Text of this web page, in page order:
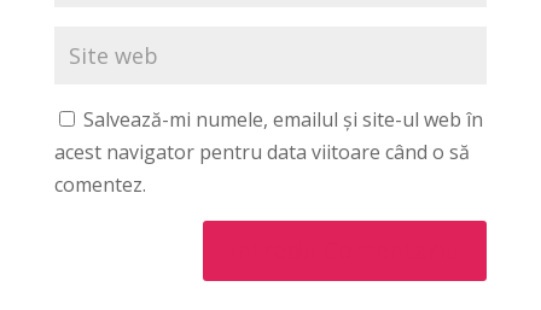
Salvează-mi numele, emailul și site-ul web în
acest navigator pentru data viitoare când o să
comentez.